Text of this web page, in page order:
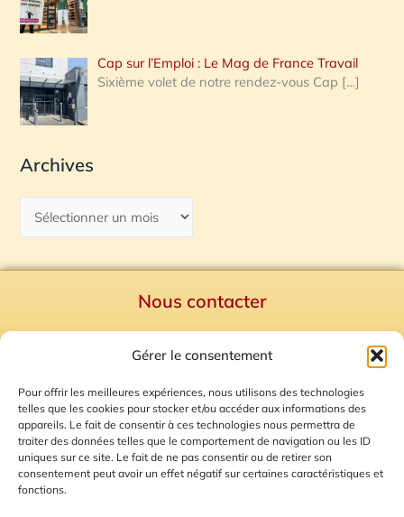
Gérer le consentement
Pour offrir les meilleures expériences, nous utilisons des technologies
telles que les cookies pour stocker et/ou accéder aux informations des
appareils. Le fait de consentir à ces technologies nous permettra de
traiter des données telles que le comportement de navigation ou les ID
uniques sur ce site. Le fait de ne pas consentir ou de retirer son
consentement peut avoir un effet négatif sur certaines caractéristiques et
fonctions.
Cap sur l’Emploi : Le Mag de France Travail
Sixième volet de notre rendez-vous Cap […]
Archives
Nous contacter
Mentions Légales
Plan du site
Gestion des Cookies